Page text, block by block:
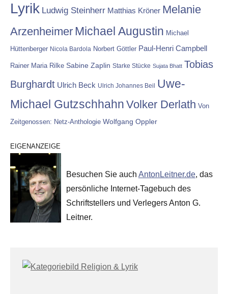
Lyrik Ludwig Steinherr Matthias Kröner Melanie
Arzenheimer Michael Augustin Michael
Hüttenberger Nicola Bardola Norbert Göttler Paul-Henri Campbell
Rainer Maria Rilke Sabine Zaplin Starke Stücke Sujata Bhatt Tobias
Burghardt Ulrich Beck Ulrich Johannes Beil
Uwe-
Michael Gutzschhahn Volker Derlath Von
Zeitgenossen: Netz-Anthologie Wolfgang Oppler
EIGENANZEIGE
Besuchen Sie auch AntonLeitner.de, das
persönliche Internet-Tagebuch des
Schriftstellers und Verlegers Anton G.
Leitner.